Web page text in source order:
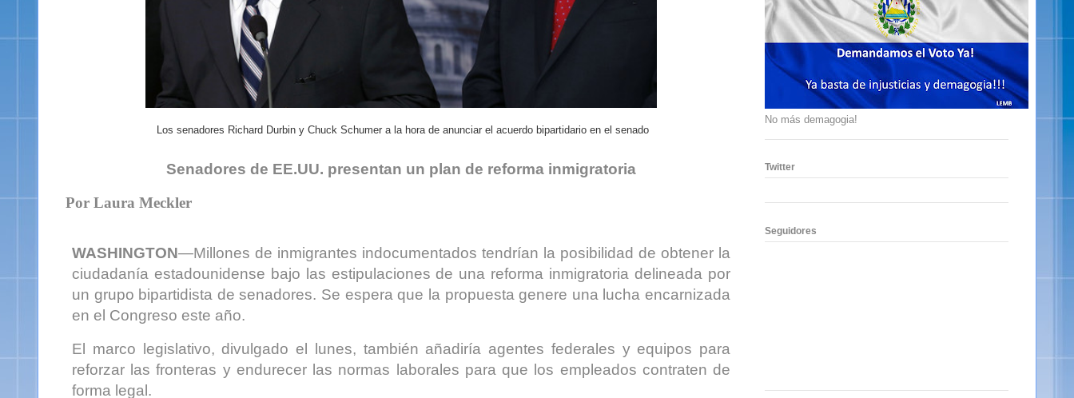
Los senadores Richard Durbin y Chuck Schumer a la hora de anunciar el acuerdo bipartidario en el senado
Senadores de EE.UU. presentan un plan de reforma inmigratoria
Por Laura Meckler
WASHINGTON—Millones de inmigrantes indocumentados tendrían la posibilidad de obtener la
ciudadanía estadounidense bajo las estipulaciones de una reforma inmigratoria delineada por
un grupo bipartidista de senadores. Se espera que la propuesta genere una lucha encarnizada
en el Congreso este año.
El marco legislativo, divulgado el lunes, también añadiría agentes federales y equipos para
reforzar las fronteras y endurecer las normas laborales para que los empleados contraten de
forma legal.
No más demagogia!
Twitter
Seguidores